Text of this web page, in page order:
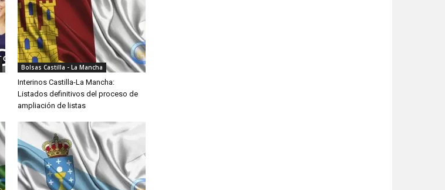
Bolsas Castilla - La Mancha
Interinos Castilla-La Mancha:
Listados definitivos del proceso de
ampliación de listas